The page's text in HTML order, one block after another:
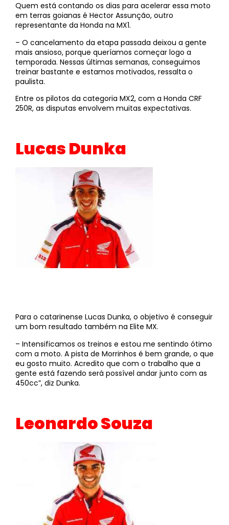
Quem está contando os dias para acelerar essa moto
em terras goianas é Hector Assunção, outro
representante da Honda na MX1.
– O cancelamento da etapa passada deixou a gente
mais ansioso, porque queríamos começar logo a
temporada. Nessas últimas semanas, conseguimos
treinar bastante e estamos motivados, ressalta o
paulista.
Entre os pilotos da categoria MX2, com a Honda CRF
250R, as disputas envolvem muitas expectativas.
Lucas Dunka
Para o catarinense Lucas Dunka, o objetivo é conseguir
um bom resultado também na Elite MX.
– Intensificamos os treinos e estou me sentindo ótimo
com a moto. A pista de Morrinhos é bem grande, o que
eu gosto muito. Acredito que com o trabalho que a
gente está fazendo será possível andar junto com as
450cc”, diz Dunka.
Leonardo Souza